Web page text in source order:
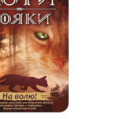
та посібники (527)
словники (55)
(1)